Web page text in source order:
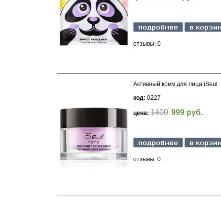
отзывы: 0
Активный крем для лица iSeul
код: 0227
цена: 1400 999 руб.
отзывы: 0